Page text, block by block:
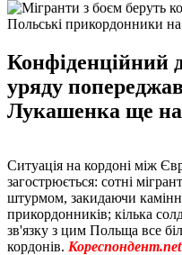
Польські прикордонники
Конфіденційний
уряду
Лукашенка ще
Ситуація на кордоні між
загострюється: сотні
штурмом, закидаючи
прикордонників; кілька
зв'язку з цим Польща все
кордонів. Кореспондент.net